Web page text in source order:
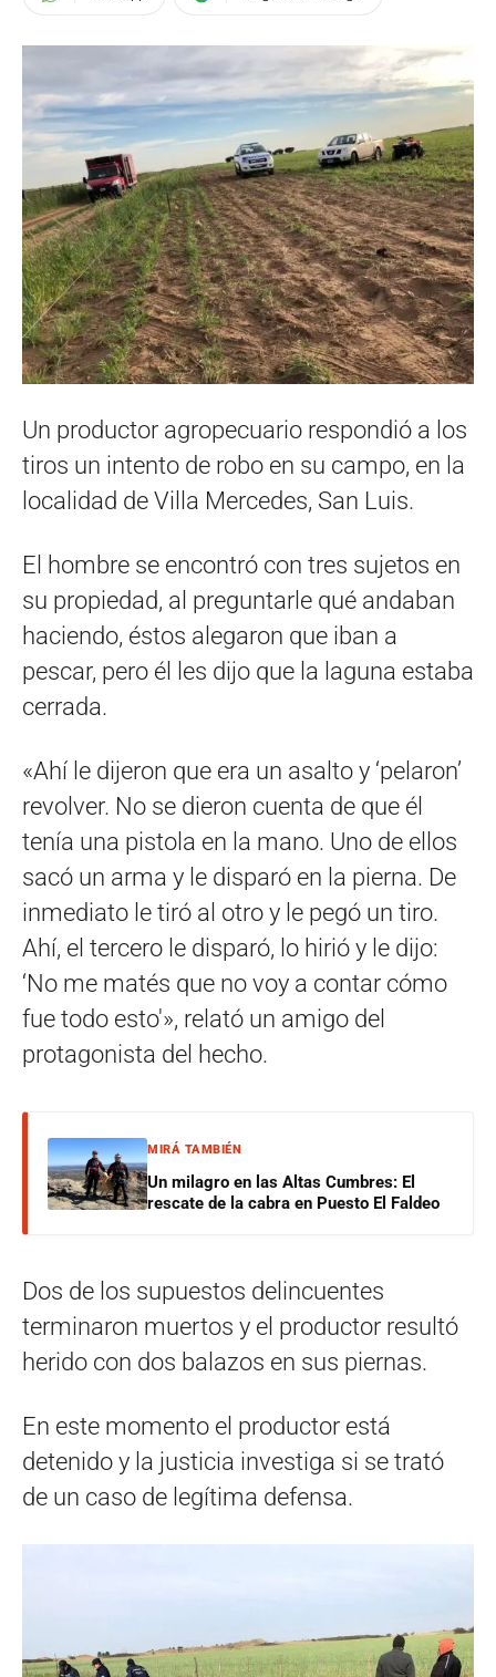
Un productor agropecuario respondió a los
tiros un intento de robo en su campo, en la
localidad de Villa Mercedes, San Luis.
El hombre se encontró con tres sujetos en
su propiedad, al preguntarle qué andaban
haciendo, éstos alegaron que iban a
pescar, pero él les dijo que la laguna estaba
cerrada.
«Ahí le dijeron que era un asalto y ‘pelaron’
revolver. No se dieron cuenta de que él
tenía una pistola en la mano. Uno de ellos
sacó un arma y le disparó en la pierna. De
inmediato le tiró al otro y le pegó un tiro.
Ahí, el tercero le disparó, lo hirió y le dijo:
‘No me matés que no voy a contar cómo
fue todo esto'», relató un amigo del
protagonista del hecho.
MIRÁ TAMBIÉN
Un milagro en las Altas Cumbres: El
rescate de la cabra en Puesto El Faldeo
Dos de los supuestos delincuentes
terminaron muertos y el productor resultó
herido con dos balazos en sus piernas.
En este momento el productor está
detenido y la justicia investiga si se trató
de un caso de legítima defensa.